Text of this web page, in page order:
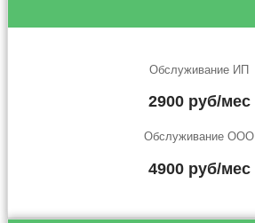
Обслуживание ИП
2900 руб/мес
Обслуживание ООО
4900 руб/мес